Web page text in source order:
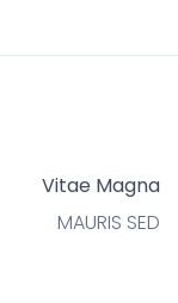
Vitae Magna
MAURIS SED